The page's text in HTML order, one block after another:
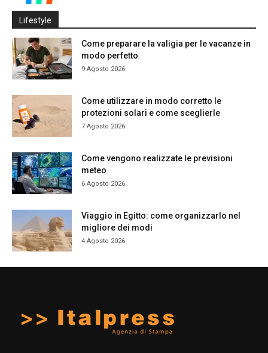
Lifestyle
Come preparare la valigia per le vacanze in
modo perfetto
9 Agosto 2026
Come utilizzare in modo corretto le
protezioni solari e come sceglierle
7 Agosto 2026
Come vengono realizzate le previsioni
meteo
6 Agosto 2026
Viaggio in Egitto: come organizzarlo nel
migliore dei modi
4 Agosto 2026